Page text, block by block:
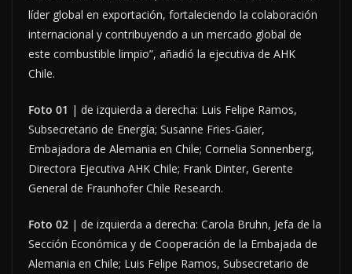
líder global en exportación, fortaleciendo la colaboración
internacional y contribuyendo a un mercado global de
este combustible limpio”, añadió la ejecutiva de AHK
Chile.
Foto 01 | de izquierda a derecha: Luis Felipe Ramos,
Subsecretario de Energía; Susanne Fries-Gaier,
Embajadora de Alemania en Chile; Cornelia Sonnenberg,
Directora Ejecutiva AHK Chile; Frank Dinter, Gerente
General de Fraunhofer Chile Research.
Foto 02 | de izquierda a derecha: Carola Bruhn, Jefa de la
Sección Económica y de Cooperación de la Embajada de
Alemania en Chile; Luis Felipe Ramos, Subsecretario de